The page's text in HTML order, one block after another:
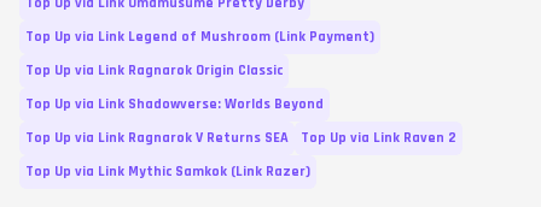
Top Up via Link Legend of Mushroom (Link Payment)
Top Up via Link Ragnarok Origin Classic
Top Up via Link Shadowverse: Worlds Beyond
Top Up via Link Ragnarok V Returns SEA
Top Up via Link Raven 2
Top Up via Link Mythic Samkok (Link Razer)